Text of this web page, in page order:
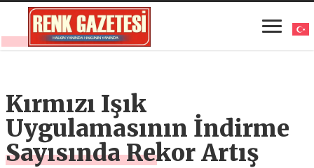
Kırmızı Işık
Uygulamasının İndirme
Sayısında Rekor Artış